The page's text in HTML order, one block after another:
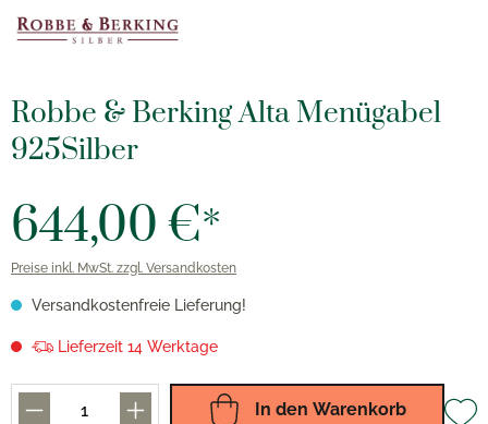
Robbe & Berking Alta Menügabel
925Silber
644,00 €*
Preise inkl. MwSt. zzgl. Versandkosten
Versandkostenfreie Lieferung!
Lieferzeit 14 Werktage
In den Warenkorb